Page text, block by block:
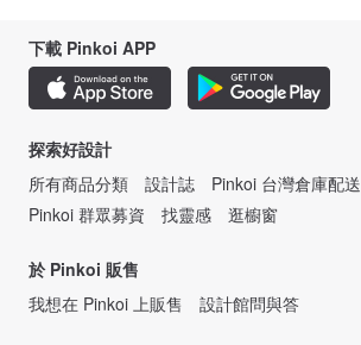
下載 Pinkoi APP
探索好設計
所有商品分類
設計誌 Pinkoi 台灣倉庫配送
Pinkoi 群眾募資
找靈感 逛櫥窗
於 Pinkoi 販售
我想在 Pinkoi 上販售
設計館問與答